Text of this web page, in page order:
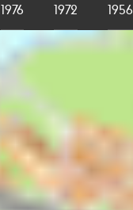
1976 1972 1956